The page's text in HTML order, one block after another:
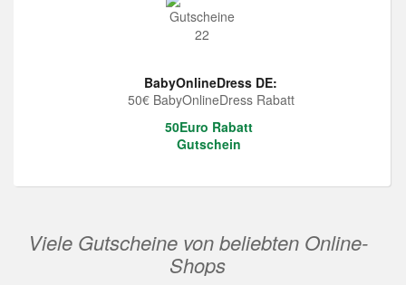
BabyOnlineDress DE:
50€ BabyOnlineDress Rabatt
50Euro Rabatt
Gutschein
Viele Gutscheine von beliebten Online-
Shops